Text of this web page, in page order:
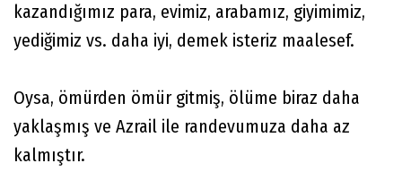
kazandığımız para, evimiz, arabamız, giyimimiz,
yediğimiz vs. daha iyi, demek isteriz maalesef.
Oysa, ömürden ömür gitmiş, ölüme biraz daha
yaklaşmış ve Azrail ile randevumuza daha az
kalmıştır.